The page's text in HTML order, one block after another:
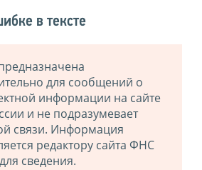
в тексте
для сообщений о
информации на сайте
и не подразумевает
связи. Информация
редактору сайта ФНС
сведения.